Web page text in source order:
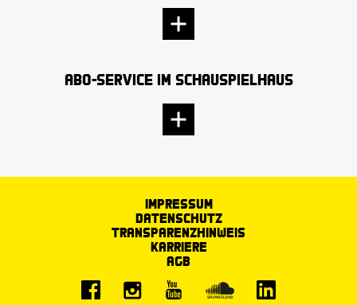
Abo-Service im Schauspielhaus
Impressum
Datenschutz
Transparenzhinweis
Karriere
AGB